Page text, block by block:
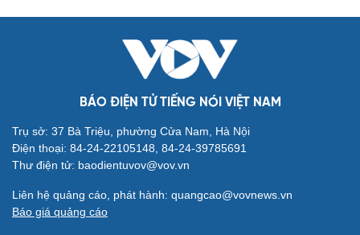
BÁO ĐIỆN TỬ TIẾNG NÓI VIỆT NAM
Trụ sở: 37 Bà Triệu, phường Cửa Nam, Hà Nội
Điện thoại: 84-24-22105148, 84-24-39785691
Thư điện tử: baodientuvov@vov.vn
Liên hệ quảng cáo, phát hành: quangcao@vovnews.vn
Báo giá quảng cáo